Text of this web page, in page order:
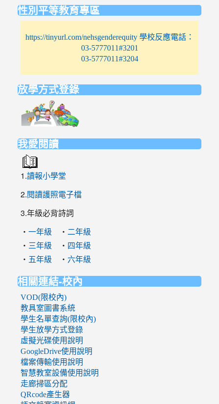
性別平等教育專區
https://tinyurl.com/nehsgenderequity 學校反應電話：
03-5777011#3201
03-5777011#3204
放學方式登錄
https://elem.nehs.hc.edu.tw/traffic/
我愛閱讀
1.讀報小學堂
2.閱讀護照電子檔
3.年級必背詩詞
‧ 一年級 ‧ 二年級
‧ 三年級 ‧ 四年級
‧ 五年級 ‧ 六年級
相關連結-校內
VOD(限校內)
教具室圖書系統
學生名單查詢(限校內)
學生放學方式登錄
虛擬光碟使用說明
GoogleDrive使用說明
檔案傳輸使用說明
智慧教室設備使用說明
走廊掃區分配
QRcode產生器